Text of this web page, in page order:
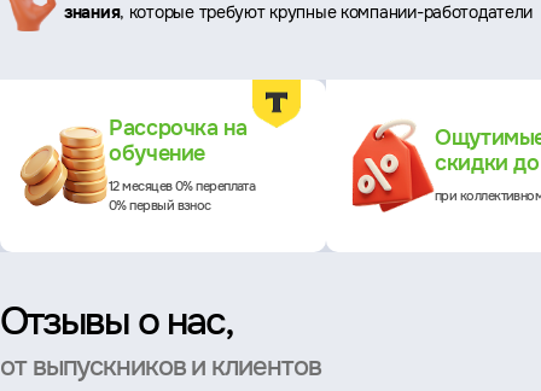
знания, которые требуют крупные компании-работодатели
Рассрочка на
обучение
12 месяцев 0% переплата
0% первый взнос
скидки
при
Отзывы о нас,
от выпускников и клиентов